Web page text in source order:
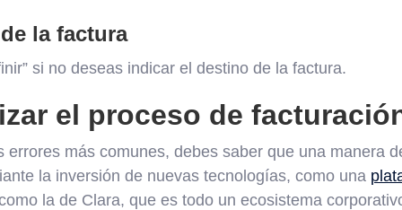
la factura
si no deseas indicar el destino de la factura.
el proceso de
errores más comunes, debes saber que una manera
la inversión de nuevas tecnologías, como una
la de Clara, que es todo un ecosistema